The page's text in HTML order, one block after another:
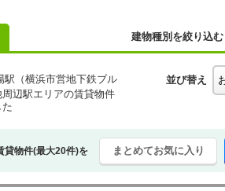
建物種別を絞り込む
駅（横浜市営地下鉄ブル
辺駅エリアの賃貸物件
並び替え
貸物件(最大20件)を まとめてお気に入り